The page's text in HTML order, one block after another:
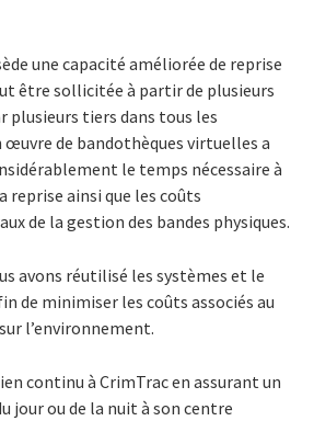
une capacité améliorée de reprise
être sollicitée à partir de plusieurs
plusieurs tiers dans tous les
œuvre de bandothèques virtuelles a
le temps nécessaire à
reprise ainsi que les coûts
de la gestion des bandes physiques.
avons réutilisé les systèmes et le
de minimiser les coûts associés au
l’environnement.
continu à CrimTrac en assurant un
jour ou de la nuit à son centre